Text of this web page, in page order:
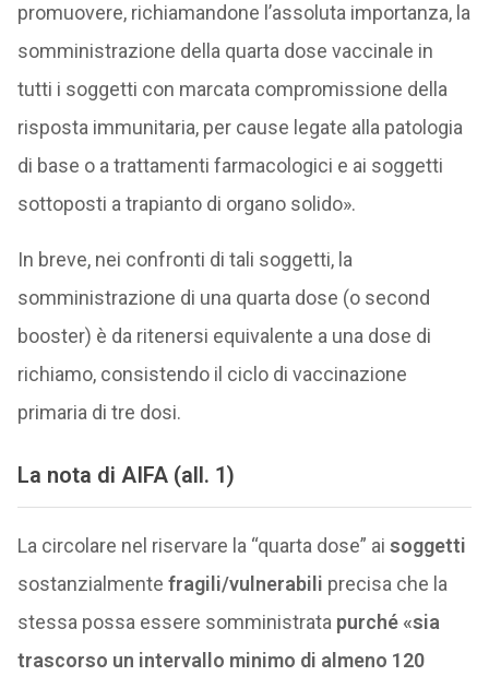
promuovere, richiamandone l’assoluta importanza, la
somministrazione della quarta dose vaccinale in
tutti i soggetti con marcata compromissione della
risposta immunitaria, per cause legate alla patologia
di base o a trattamenti farmacologici e ai soggetti
sottoposti a trapianto di organo solido».
In breve, nei confronti di tali soggetti, la
somministrazione di una quarta dose (o second
booster) è da ritenersi equivalente a una dose di
richiamo, consistendo il ciclo di vaccinazione
primaria di tre dosi.
La nota di AIFA (all. 1)
La circolare nel riservare la “quarta dose” ai soggetti
sostanzialmente fragili/vulnerabili precisa che la
stessa possa essere somministrata purché «sia
trascorso un intervallo minimo di almeno 120